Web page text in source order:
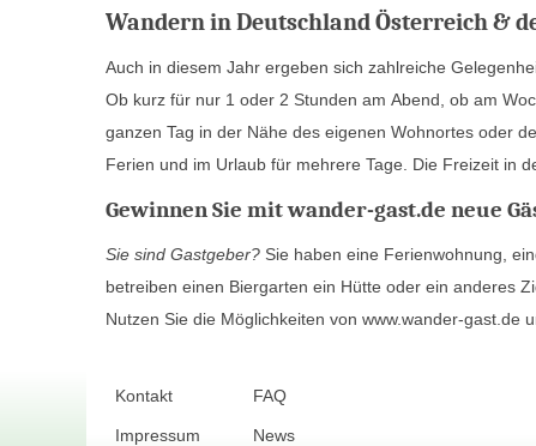
Wandern in Deutschland Österreich &
Auch in diesem Jahr ergeben sich zahlreiche
Ob kurz für nur 1 oder 2 Stunden am Abend, ob am
ganzen Tag in der Nähe des eigenen Wohnortes oder
Ferien und im Urlaub für mehrere Tage. Die Freizeit in
mit der Familie oder Freunden, beim Wandern und
Klein ihrer Freude. Gastgeber aus den
Österreich und der Schweiz geben Tipps für die
Gewinnen Sie mit wander-gast.de neue
Sie sind Gastgeber? Sie haben eine Ferienwohnung,
betreiben einen Biergarten ein Hütte oder ein anderes
Nutzen Sie die Möglichkeiten von www.wander-gast.de
Kontakt
Impressum
FAQ
News